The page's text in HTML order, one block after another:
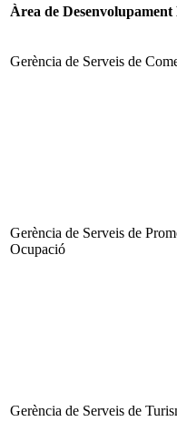
Àrea de
Gerència de Serveis de
Gerència de Serveis de
Ocupació
Gerència de Serveis de